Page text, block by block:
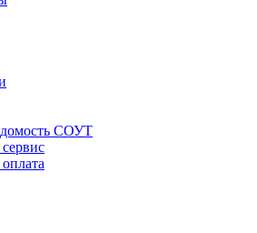
СОУТ